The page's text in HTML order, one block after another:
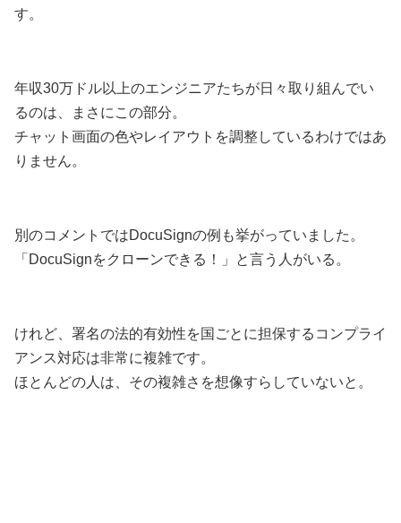
す。
年収30万ドル以上のエンジニアたちが日々取り組んでい
るのは、まさにこの部分。
チャット画面の色やレイアウトを調整しているわけではあ
りません。
別のコメントではDocuSignの例も挙がっていました。
「DocuSignをクローンできる！」と言う人がいる。
けれど、署名の法的有効性を国ごとに担保するコンプライ
アンス対応は非常に複雑です。
ほとんどの人は、その複雑さを想像すらしていないと。